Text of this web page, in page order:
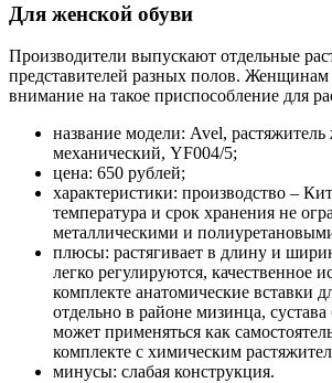
Для женской обуви
Производители выпускают отдельные
представителей разных полов. Женщинам
внимание на такое приспособление для
название модели: Avel,
механический, YF004/5;
цена: 650 рублей;
характеристики: производство –
температура и срок хранения не
металлическими и
плюсы: растягивает в длину и
легко регулируются, качественное
комплекте анатомические вставки
отдельно в районе мизинца,
может применяться как
комплекте с химическим
минусы: слабая конструкция.